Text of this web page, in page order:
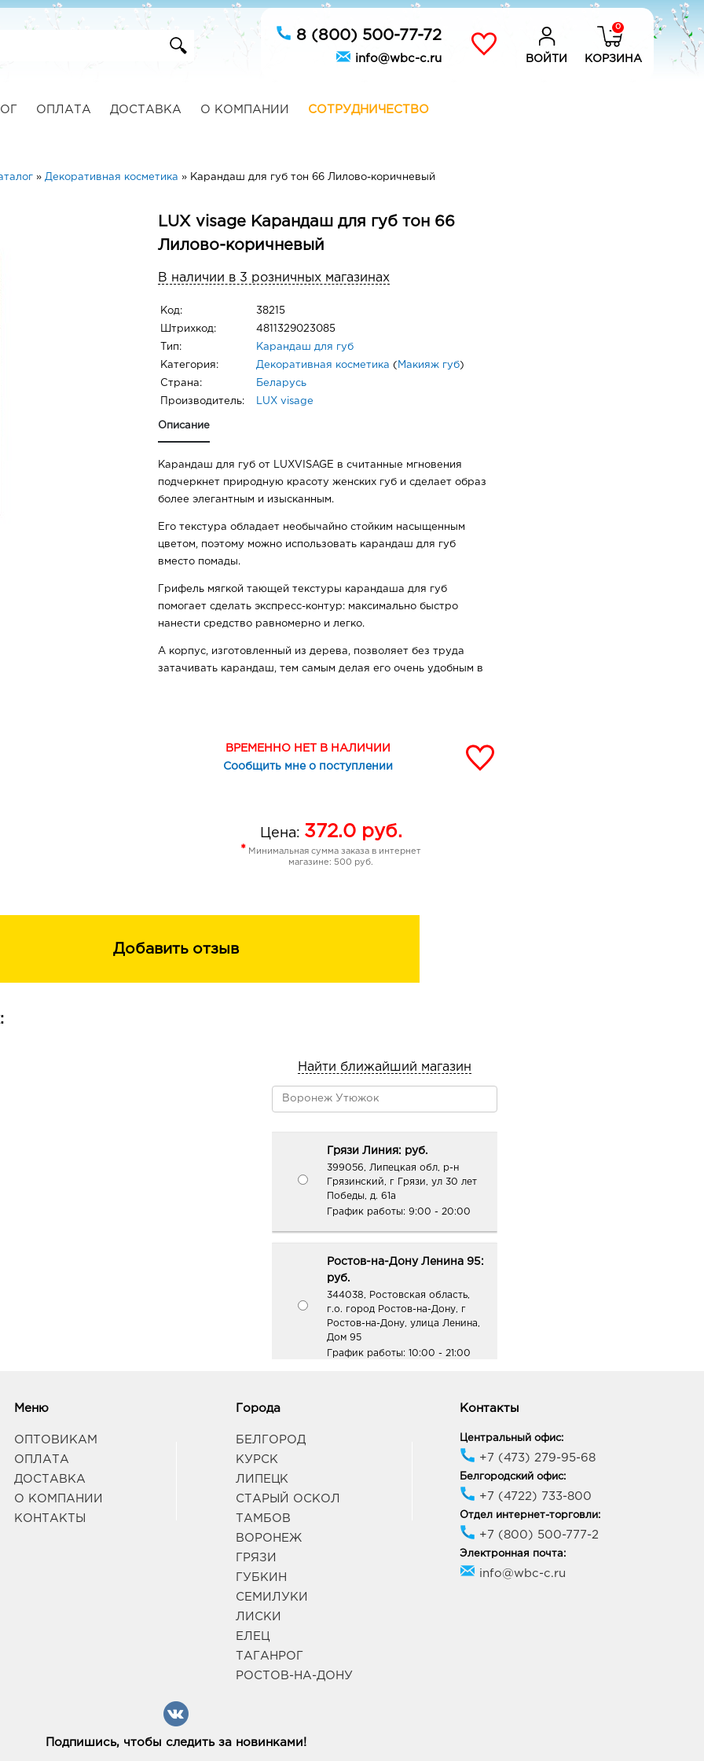
8 (800) 500-77-72
info@wbc-c.ru ВОЙТИ
0
КОРЗИНА
ОПЛАТА ДОСТАВКА О КОМПАНИИ СОТРУДНИЧЕСТВО
» Декоративная косметика » Карандаш для губ тон 66 Лилово-коричневый
LUX visage Карандаш для губ тон 66
Лилово-коричневый
В наличии в 3 розничных магазинах
Код: 38215
Штрихкод: 4811329023085
Тип: Карандаш для губ
Категория: Декоративная косметика ( Макияж губ)
Страна: Беларусь
Производитель: LUX visage
Описание
Карандаш для губ от LUXVISAGE в считанные мгновения
подчеркнет природную красоту женских губ и сделает образ
более элегантным и изысканным.
Его текстура обладает необычайно стойким насыщенным
цветом, поэтому можно использовать карандаш для губ
вместо помады.
Грифель мягкой тающей текстуры карандаша для губ
помогает сделать экспресс-контур: максимально быстро
нанести средство равномерно и легко.
А корпус, изготовленный из дерева, позволяет без труда
затачивать карандаш, тем самым делая его очень удобным в
ВРЕМЕННО НЕТ В НАЛИЧИИ
Сообщить мне о поступлении
Цена: 372.0руб.
* Минимальная сумма заказа в интернет
магазине: 500 руб.
Добавить отзыв
Найти ближайший магазин
Грязи Линия: руб.
399056, Липецкая обл, р-н
Грязинский, г Грязи, ул 30 лет
Победы, д. 61а
График работы: 9:00 - 20:00
Ростов-на-Дону Ленина 95:
руб.
344038, Ростовская область,
г.о. город Ростов-на-Дону, г
Ростов-на-Дону, улица Ленина,
Дом 95
График работы: 10:00 - 21:00
город Таганрог, г Таганрог, ул
Меню
ОПТОВИКАМ
ОПЛАТА
ДОСТАВКА
О КОМПАНИИ
КОНТАКТЫ
Города
БЕЛГОРОД
КУРСК
ЛИПЕЦК
СТАРЫЙ ОСКОЛ
ТАМБОВ
ВОРОНЕЖ
ГРЯЗИ
ГУБКИН
СЕМИЛУКИ
ЛИСКИ
ЕЛЕЦ
ТАГАНРОГ
РОСТОВ-НА-ДОНУ
Контакты
Центральный офис:
+7 (473) 279-95-68
Белгородский офис:
+7 (4722) 733-800
Отдел интернет-торговли:
+7 (800) 500-777-2
Электронная почта:
info@wbc-c.ru
Подпишись, чтобы следить за новинками!